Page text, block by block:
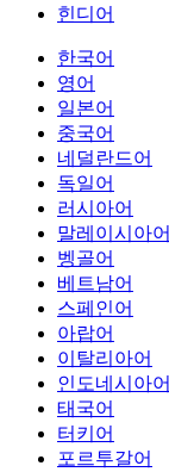
힌디어
한국어
영어
일본어
중국어
네덜란드어
독일어
러시아어
말레이시아어
벵골어
베트남어
스페인어
아랍어
이탈리아어
인도네시아어
태국어
터키어
포르투갈어